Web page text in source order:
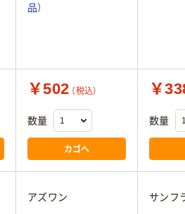
品）
￥502 （税込）
数量
カゴへ
￥
数量
アズワン サンフ